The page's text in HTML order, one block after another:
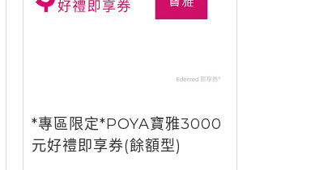
*專區限定*POYA寶雅3000
元好禮即享券(餘額型)